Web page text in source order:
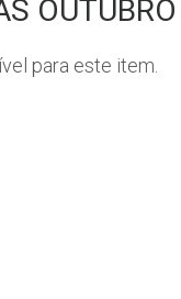
para este item.